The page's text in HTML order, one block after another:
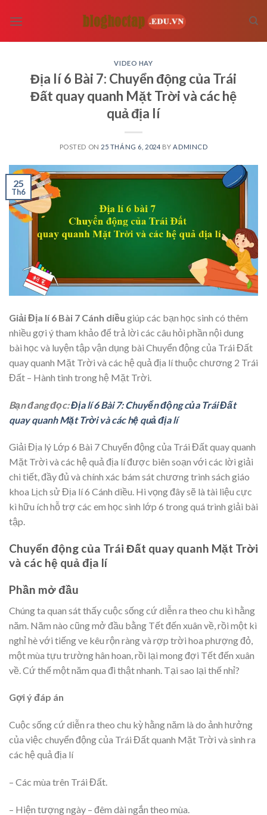
VIDEO HAY
Địa lí 6 Bài 7: Chuyển động của Trái
Đất quay quanh Mặt Trời và các hệ
quả địa lí
POSTED ON 25 THÁNG 6, 2024 BY ADMINCD
25
Th6
Giải Địa lí 6 Bài 7 Cánh diều giúp các bạn học sinh có thêm
nhiều gợi ý tham khảo để trả lời các câu hỏi phần nội dung
bài học và luyện tập vận dụng bài Chuyển động của Trái Đất
quay quanh Mặt Trời và các hệ quả địa lí thuộc chương 2 Trái
Đất – Hành tinh trong hệ Mặt Trời.
Bạn đang đọc:Địa lí 6 Bài 7: Chuyển động của Trái Đất
quay quanh Mặt Trời và các hệ quả địa lí
Giải Địa lý Lớp 6 Bài 7 Chuyển động của Trái Đất quay quanh
Mặt Trời và các hệ quả địa lí được biên soạn với các lời giải
chi tiết, đầy đủ và chính xác bám sát chương trình sách giáo
khoa Lịch sử Địa lí 6 Cánh diều. Hi vọng đây sẽ là tài liệu cực
kì hữu ích hỗ trợ các em học sinh lớp 6 trong quá trình giải bài
tập.
Chuyển động của Trái Đất quay quanh Mặt Trời
và các hệ quả địa lí
Phần mở đầu
Chúng ta quan sát thấy cuộc sống cứ diễn ra theo chu kì hằng
năm. Năm nào cũng mở đầu bằng Tết đến xuân về, rồi một kì
nghỉ hè với tiếng ve kêu rộn ràng và rợp trời hoa phượng đỏ,
một mùa tựu trường hân hoan, rồi lại mong đợi Tết đến xuân
về. Cứ thế một năm qua đi thật nhanh. Tại sao lại thế nhỉ?
Gợi ý đáp án
Cuộc sống cứ diễn ra theo chu kỳ hằng năm là do ảnh hưởng
của việc chuyển động của Trái Đất quanh Mặt Trời và sinh ra
các hệ quả địa lí
– Các mùa trên Trái Đất.
– Hiện tượng ngày – đêm dài ngắn theo mùa.